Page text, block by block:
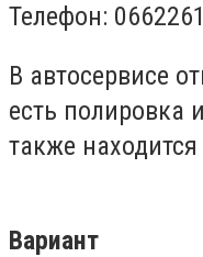
Телефон:
В автосервисе
есть полировка
также
Вариант